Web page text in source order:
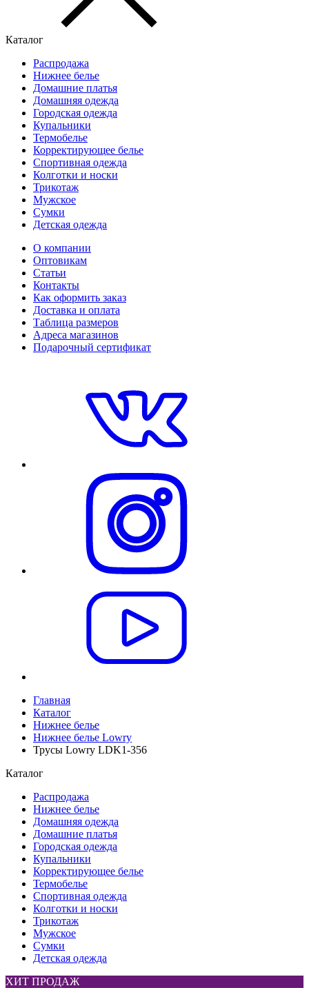
Каталог
Распродажа
Нижнее белье
Домашние платья
Домашняя одежда
Городская одежда
Купальники
Термобелье
Корректирующее белье
Спортивная одежда
Колготки и носки
Трикотаж
Мужское
Сумки
Детская одежда
О компании
Оптовикам
Статьи
Контакты
Как оформить заказ
Доставка и оплата
Таблица размеров
Адреса магазинов
Подарочный сертификат
Главная
Каталог
Нижнее белье
Нижнее белье Lowry
Трусы Lowry LDK1-356
Каталог
Распродажа
Нижнее белье
Домашняя одежда
Домашние платья
Городская одежда
Купальники
Корректирующее белье
Термобелье
Спортивная одежда
Колготки и носки
Трикотаж
Мужское
Сумки
Детская одежда
ХИТ ПРОДАЖ